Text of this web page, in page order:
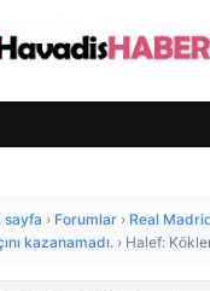
sayfa › Forumlar › Real
kazanamadı. › Halef: